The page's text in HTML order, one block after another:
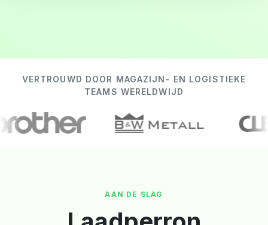
VERTROUWD DOOR MAGAZIJN- EN LOGISTIEKE
TEAMS WERELDWIJD
AAN DE SLAG